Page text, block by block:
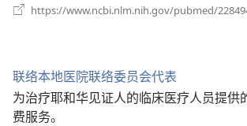
https://www.ncbi.nlm.nih.gov/pubmed/
联络本地医院联络委员会代表
为治疗耶和华见证人的临床医疗人员提供
费服务。